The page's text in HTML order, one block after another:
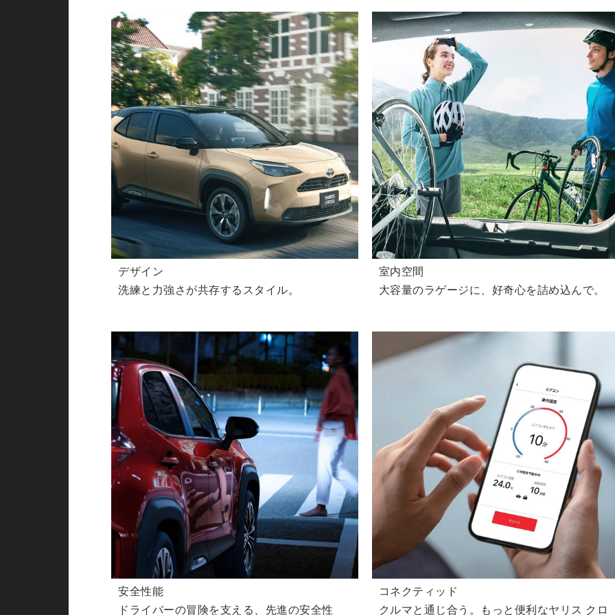
デザイン
洗練と力強さが共存するスタイル。
室内空間
大容量のラゲージに、好奇心を詰め込んで。
安全性能
ドライバーの冒険を支える、先進の安全性
コネクティッド
クルマと通じ合う。もっと便利なヤリス クロ